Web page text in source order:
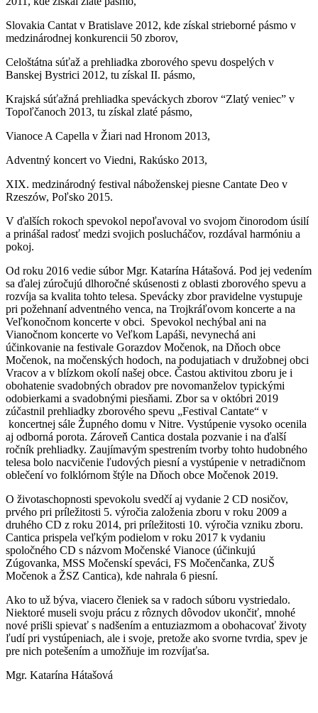
Slovakia Cantat v Bratislave 2012, kde získal strieborné pásmo v
medzinárodnej konkurencii 50 zborov,
Celoštátna súťaž a prehliadka zborového spevu dospelých v
Banskej Bystrici 2012, tu získal II. pásmo,
Krajská súťažná prehliadka speváckych zborov “Zlatý veniec” v
Topoľčanoch 2013, tu získal zlaté pásmo,
Vianoce A Capella v Žiari nad Hronom 2013,
Adventný koncert vo Viedni, Rakúsko 2013,
XIX. medzinárodný festival náboženskej piesne Cantate Deo v
Rzeszów, Poľsko 2015.
V ďalších rokoch spevokol nepoľavoval vo svojom činorodom úsilí
a prinášal radosť medzi svojich poslucháčov, rozdával harmóniu a
pokoj.
Od roku 2016 vedie súbor Mgr. Katarína Hátašová. Pod jej vedením
sa ďalej zúročujú dlhoročné skúsenosti z oblasti zborového spevu a
rozvíja sa kvalita tohto telesa. Spevácky zbor pravidelne vystupuje
pri požehnaní adventného venca, na Trojkráľovom koncerte a na
Veľkonočnom koncerte v obci. Spevokol nechýbal ani na
Vianočnom koncerte vo Veľkom Lapáši, nevynechá ani
účinkovanie na festivale Gorazdov Močenok, na Dňoch obce
Močenok, na močenských hodoch, na podujatiach v družobnej obci
Vracov a v blízkom okolí našej obce. Častou aktivitou zboru je i
obohatenie svadobných obradov pre novomanželov typickými
odobierkami a svadobnými piesňami. Zbor sa v októbri 2019
zúčastnil prehliadky zborového spevu „Festival Cantate“ v
koncertnej sále Župného domu v Nitre. Vystúpenie vysoko ocenila
aj odborná porota. Zároveň Cantica dostala pozvanie i na ďalší
ročník prehliadky. Zaujímavým spestrením tvorby tohto hudobného
telesa bolo nacvičenie ľudových piesní a vystúpenie v netradičnom
oblečení vo folklórnom štýle na Dňoch obce Močenok 2019.
O životaschopnosti spevokolu svedčí aj vydanie 2 CD nosičov,
prvého pri príležitosti 5. výročia založenia zboru v roku 2009 a
druhého CD z roku 2014, pri príležitosti 10. výročia vzniku zboru.
Cantica prispela veľkým podielom v roku 2017 k vydaniu
spoločného CD s názvom Močenské Vianoce (účinkujú
Zúgovanka, MSS Močenskí speváci, FS Močenčanka, ZUŠ
Močenok a ŽSZ Cantica), kde nahrala 6 piesní.
Ako to už býva, viacero členiek sa v radoch súboru vystriedalo.
Niektoré museli svoju prácu z rôznych dôvodov ukončiť, mnohé
nové prišli spievať s nadšením a entuziazmom a obohacovať životy
ľudí pri vystúpeniach, ale i svoje, pretože ako svorne tvrdia, spev je
pre nich potešením a umožňuje im rozvíjaťsa.
Mgr. Katarína Hátašová